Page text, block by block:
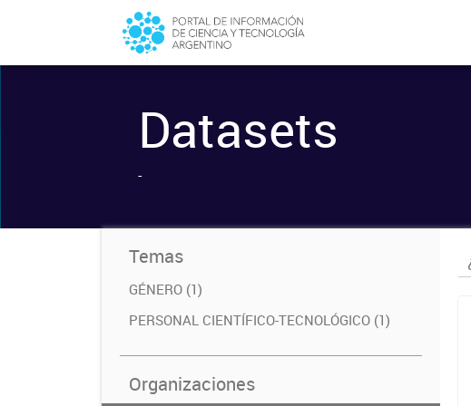
Datasets
-
Temas
GÉNERO (1)
PERSONAL CIENTÍFICO-TECNOLÓGICO (1)
Organizaciones